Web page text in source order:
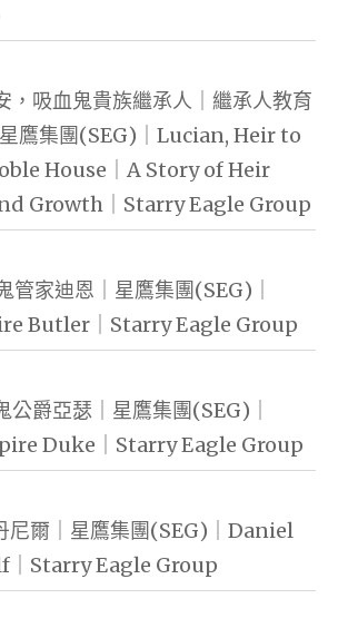
，吸血鬼貴族繼承人｜繼承人教育
鷹集團(SEG)｜Lucian, Heir to
House｜A Story of Heir
Growth｜Starry Eagle Group
管家迪恩｜星鷹集團(SEG)｜
Butler｜Starry Eagle Group
公爵亞瑟｜星鷹集團(SEG)｜
Duke｜Starry Eagle Group
尼爾｜星鷹集團(SEG)｜Daniel
Starry Eagle Group